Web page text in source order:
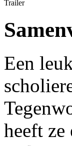
Trailer
Een
heeft ze